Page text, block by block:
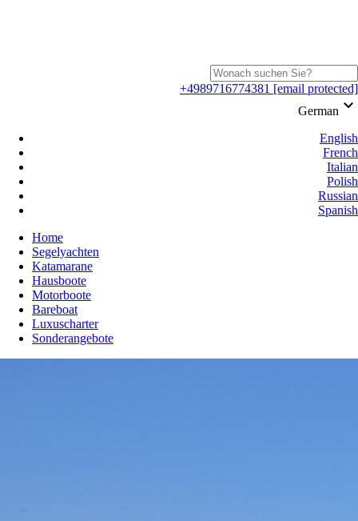
+4989716774381 [email protected]
German keyboard_arrow_down
English
French
Italian
Polish
Russian
Spanish
Home
Segelyachten
Katamarane
Hausboote
Motorboote
Bareboat
Luxuscharter
Sonderangebote